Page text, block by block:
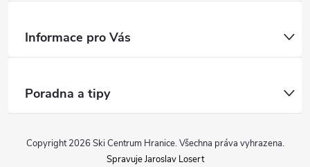
Informace pro Vás
Poradna a tipy
Copyright 2026 Ski Centrum Hranice. Všechna práva vyhrazena.
Spravuje Jaroslav Losert